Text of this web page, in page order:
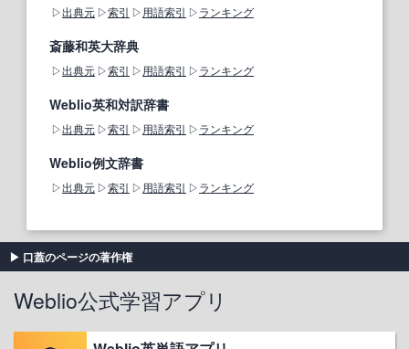
出典元 索引 用語索引 ランキング
斎藤和英大辞典
出典元 索引 用語索引 ランキング
Weblio英和対訳辞書
出典元 索引 用語索引 ランキング
Weblio例文辞書
出典元 索引 用語索引 ランキング
口蓋のページの著作権
Weblio公式学習アプリ